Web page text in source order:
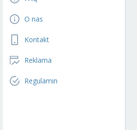
O nas
Kontakt
Reklama
Regulamin